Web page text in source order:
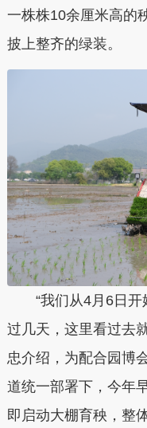
一株株10余厘米高的
披上整齐的绿装。
“我们从4月6日开
过几天，这里看过去
忠介绍，为配合园博
道统一部署下，今年
即启动大棚育秧，整